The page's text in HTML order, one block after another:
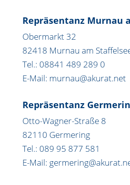
Repräsentanz Murnau
Obermarkt 32
82418 Murnau am
Tel.: 08841 489 289 0
E-Mail: murnau@akurat.net
Repräsentanz
Otto-Wagner-Straße 8
82110 Germering
Tel.: 089 95 877 581
E-Mail: